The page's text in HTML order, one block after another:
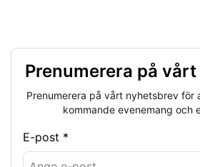
Prenumerera på
Prenumerera på vårt nyhetsbrev för
kommande evenemang och
E-post *